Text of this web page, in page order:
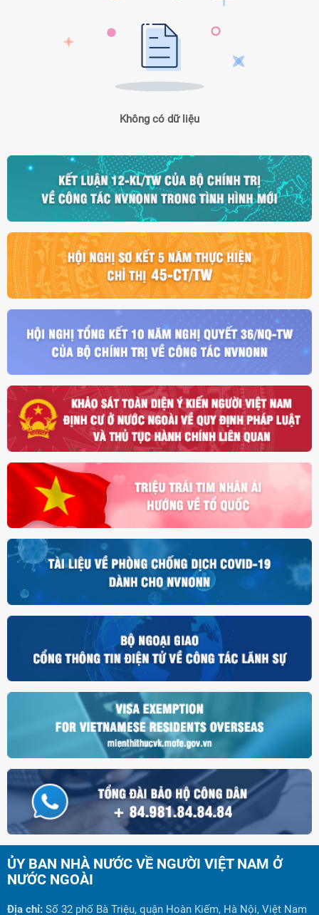
Không có dữ liệu
ỦY BAN NHÀ NƯỚC VỀ NGƯỜI VIỆT NAM Ở
NƯỚC NGOÀI
Địa chỉ: Số 32 phố Bà Triệu, quận Hoàn Kiếm, Hà Nội, Việt Nam